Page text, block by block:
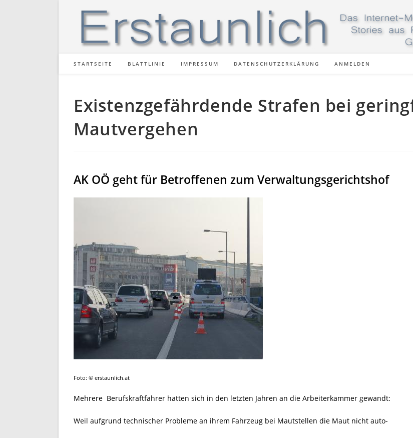
STARTSEITE BLATTLINIE IMPRESSUM DATENSCHUTZERKLÄRUNG ANMELDEN
Existenzgefährdende Strafen bei
Mautvergehen
AK OÖ geht für Betroffenen zum Verwaltungsgerichtshof
Foto: © erstaunlich.at
Mehrere Berufskraftfahrer hatten sich in den letzten Jahren an die Arbeiterkammer gewandt:
Weil aufgrund technischer Probleme an ihrem Fahrzeug bei Mautstellen die Maut nicht auto-